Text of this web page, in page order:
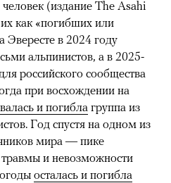
(издание The Asahi
как «погибших или
Эвересте в 2024 году
альпинистов, а в 2025-
российского сообщества
при восхождении на
и погиблагруппа из
Год спустя на одном из
мира — пике
и невозможности
осталась и погибла